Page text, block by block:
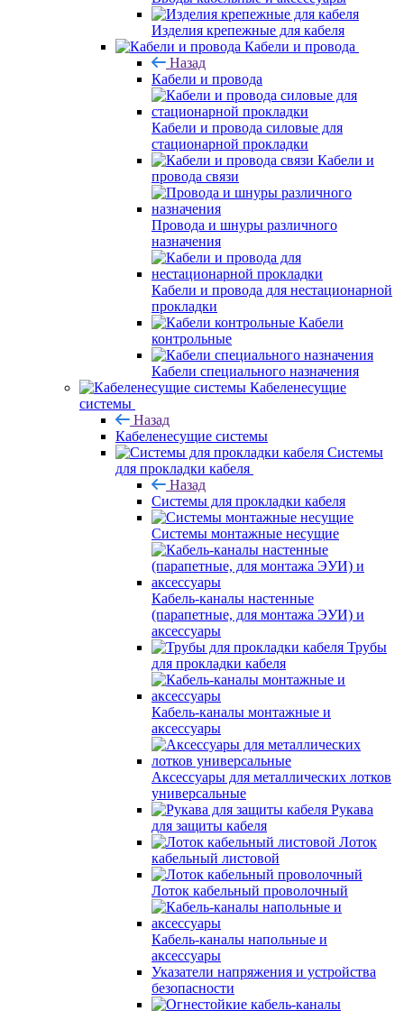
Изделия крепежные для кабеля
Кабели и провода
Назад
Кабели и провода
Кабели и провода силовые для
стационарной прокладки
Кабели и
провода связи
Провода и шнуры различного
назначения
Кабели и провода для нестационарной
прокладки
Кабели
контрольные
Кабели специального назначения
Кабеленесущие
системы
Назад
Кабеленесущие системы
Системы
для прокладки кабеля
Назад
Системы для прокладки кабеля
Системы монтажные несущие
Кабель-каналы настенные
(парапетные, для монтажа ЭУИ) и
аксессуары
Трубы
для прокладки кабеля
Кабель-каналы монтажные и
аксессуары
Аксессуары для металлических лотков
универсальные
Рукава
для защиты кабеля
Лоток
кабельный листовой
Лоток кабельный проволочный
Кабель-каналы напольные и
аксессуары
Указатели напряжения и устройства
безопасности